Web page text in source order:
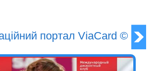
портал ViaCard ©